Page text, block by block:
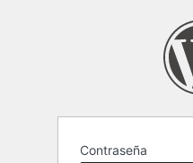
Contraseña